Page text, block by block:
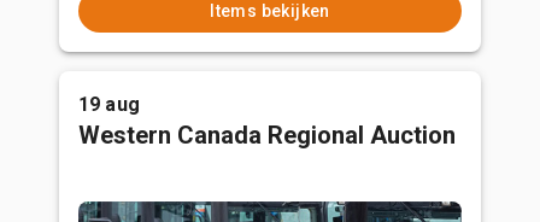
Items bekijken
19 aug
Western Canada Regional Auction